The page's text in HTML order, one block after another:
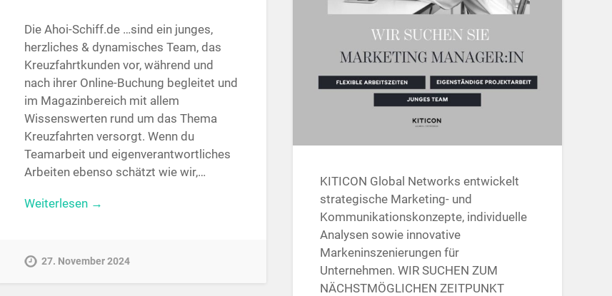
Die Ahoi-Schiff.de …sind ein junges,
herzliches & dynamisches Team, das
Kreuzfahrtkunden vor, während und
nach ihrer Online-Buchung begleitet und
im Magazinbereich mit allem
Wissenswerten rund um das Thema
Kreuzfahrten versorgt. Wenn du
Teamarbeit und eigenverantwortliches
Arbeiten ebenso schätzt wie wir,…
Weiterlesen →
27. November 2024
KITICON Global Networks entwickelt
strategische Marketing- und
Kommunikationskonzepte, individuelle
Analysen sowie innovative
Markeninszenierungen für
Unternehmen. WIR SUCHEN ZUM
NÄCHSTMÖGLICHEN ZEITPUNKT